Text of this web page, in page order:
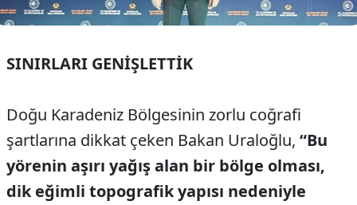
SINIRLARI GENİŞLETTİK
Doğu Karadeniz Bölgesinin zorlu coğrafi
şartlarına dikkat çeken Bakan Uraloğlu, “Bu
yörenin aşırı yağış alan bir bölge olması,
dik eğimli topografik yapısı nedeniyle